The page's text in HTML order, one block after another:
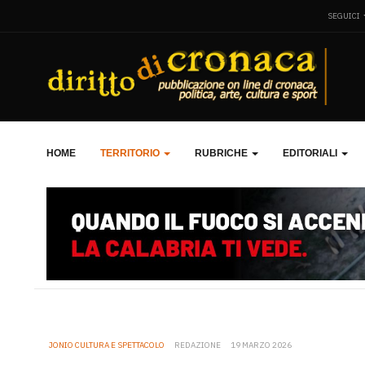
SEGUICI
HOME TERRITORIO RUBRICHE EDITORIALI
JONIO CULTURA E SPETTACOLO REDAZIONE 19 MARZO 2026